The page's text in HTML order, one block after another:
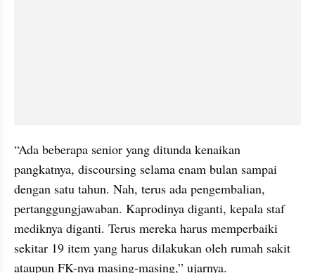
“Ada beberapa senior yang ditunda kenaikan
pangkatnya, discoursing selama enam bulan sampai
dengan satu tahun. Nah, terus ada pengembalian,
pertanggungjawaban. Kaprodinya diganti, kepala staf
mediknya diganti. Terus mereka harus memperbaiki
sekitar 19 item yang harus dilakukan oleh rumah sakit
ataupun FK-nya masing-masing,” ujarnya.